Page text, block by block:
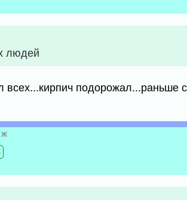
людей
всех...кирпич подорожал...раньше
ж